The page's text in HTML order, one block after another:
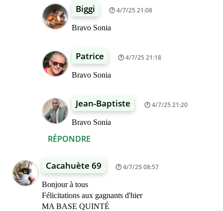
RÉPONDRE
Biggi 4/7/25 21:08
Bravo Sonia
Patrice 4/7/25 21:18
Bravo Sonia
Jean-Baptiste 4/7/25 21:20
Bravo Sonia
Cacahuète 69 4/7/25 08:57
Bonjour à tous
Félicitations aux gagnants d'hier
MA BASE QUINTÉ